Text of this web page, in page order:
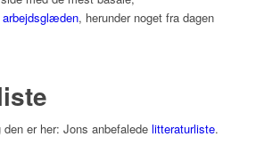
, herunder noget fra dagen
er her: Jons anbefalede litteraturliste.